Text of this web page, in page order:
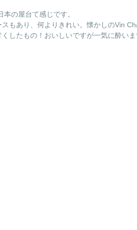
の屋台て感じです。
もあり、何よりきれい。懐かしのVin
したもの！おいしいですが一気に酔いま